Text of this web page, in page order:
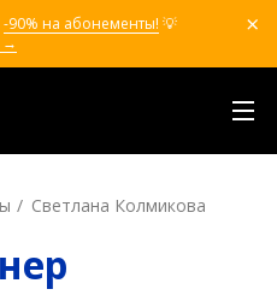
-90% на абонементы! 💡
→
Светлана Колмикова